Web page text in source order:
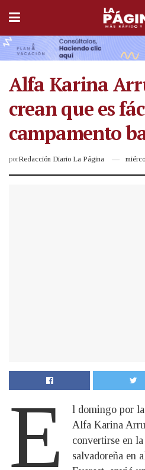
Alfa Karina
crean que es
campamento
porRedacción Diario La Página
E
l domingo por
Alfa Karina
convertirse en
salvadoreña en